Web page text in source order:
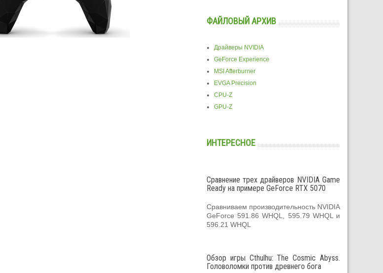
ФАЙЛОВЫЙ АРХИВ
Драйверы NVIDIA
GeForce Experience
MSI Afterburner
EVGA Precision
CPU-Z
GPU-Z
ИНТЕРЕСНОЕ
Сравнение трех драйверов NVIDIA Game
Ready на примере GeForce RTX 5070
Сравниваем производительность NVIDIA
GeForce 591.86 WHQL, 595.79 WHQL и
596.21 WHQL
Обзор игры Cthulhu: The Cosmic Abyss.
Головоломки против древнего бога